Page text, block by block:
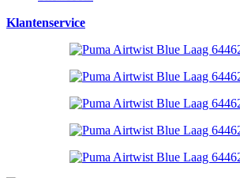
Klantenservice